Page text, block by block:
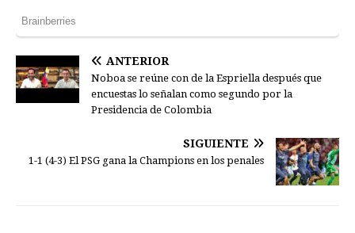
ANTERIOR
Noboa se reúne con de la Espriella después que
encuestas lo señalan como segundo por la
Presidencia de Colombia
SIGUIENTE
1-1 (4-3) El PSG gana la Champions en los penales